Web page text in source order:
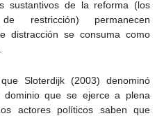
sustantivos de la reforma (los
restricción) permanecen
distracción se consuma como
Sloterdijk (2003) denominó
que se ejerce a plena
actores políticos saben que